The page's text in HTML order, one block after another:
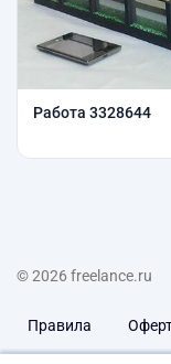
Работа 3328644
© 2026 freelance.ru
Правила